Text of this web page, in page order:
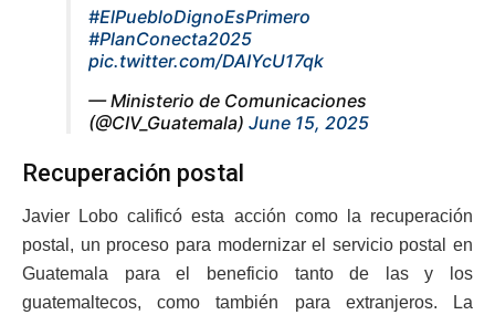
#ElPuebloDignoEsPrimero
#PlanConecta2025
pic.twitter.com/DAIYcU17qk
— Ministerio de Comunicaciones
(@CIV_Guatemala) June 15, 2025
Recuperación postal
Javier Lobo calificó esta acción como la recuperación
postal, un proceso para modernizar el servicio postal en
Guatemala para el beneficio tanto de las y los
guatemaltecos, como también para extranjeros. La